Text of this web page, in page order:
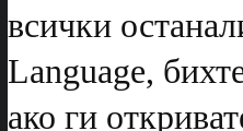
всички
Language,
ако ги